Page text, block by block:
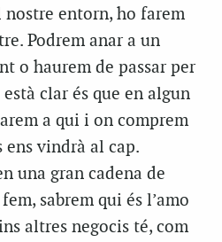
entorn, ho farem
Podrem anar a un
o haurem de passar per
clar és que en algun
a qui i on comprem
vindrà al cap.
una gran cadena de
sabrem qui és l’amo
altres negocis té, com